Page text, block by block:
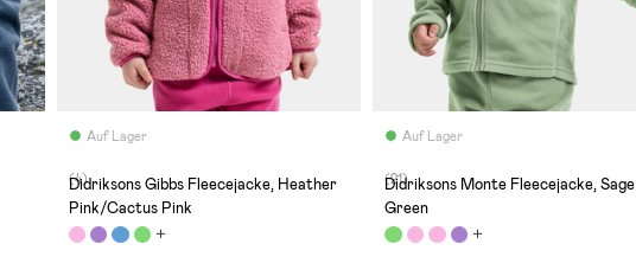
Auf Lager
(4)
Didriksons Gibbs Fleecejacke, Heather
Pink/Cactus Pink
Auf Lager
(21)
Didriksons Monte Fleecejacke, Sage
Green